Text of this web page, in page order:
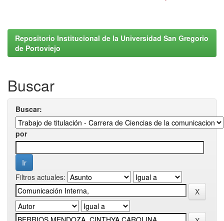
Repositorio Institucional de la Universidad San Gregorio
de Portoviejo
Buscar
Buscar:
por
Filtros actuales: